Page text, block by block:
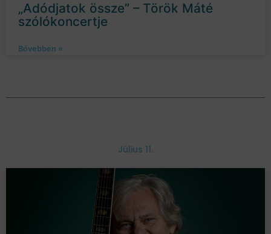
„Adódjatok össze” – Török Máté
szólókoncertje
Bővebben »
Július 11.